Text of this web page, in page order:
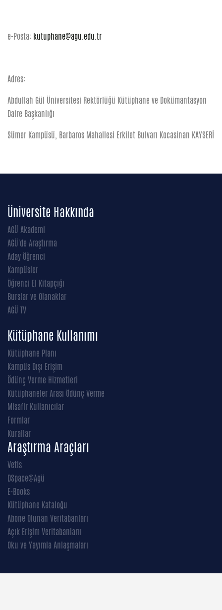
e-Posta: kutuphane@agu.edu.tr
Adres:
Abdullah Gül Üniversitesi Rektörlüğü Kütüphane ve Dokümantasyon
Daire Başkanlığı
Sümer Kampüsü, Barbaros Mahallesi Erkilet Bulvarı Kocasinan KAYSERİ
Üniversite Hakkında
AGÜ Akademi
AGÜ'de Araştırma
Aday Öğrenci
Kampüsler
Öğrenci El Kitapçığı
Burslar ve Olanaklar
AGÜ TV
Kütüphane Kullanımı
Kütüphane Planı
Kampüs Dışı Erişim
Ödünç Verme Hizmetleri
Kütüphaneler Arası Ödünç Verme
Misafir Kullanıcılar
Formlar
Kurallar
Araştırma Araçları
Vetis
DSpace@Agü
E-Books
Kütüphane Kataloğu
Abone Olunan Veritabanları
Açık Erişim Veritabanlarıı
Oku ve Yayımla Anlaşmaları